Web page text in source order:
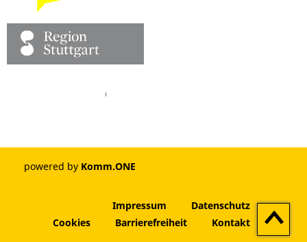
Youtube
powered by Komm.ONE
Impressum
Datenschutz
Cookies
Barrierefreiheit Kontakt
Zum